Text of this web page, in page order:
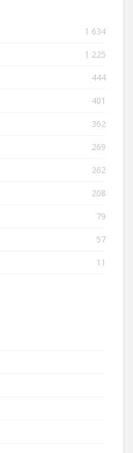
1 634
1 225
444
401
362
269
262
208
79
57
11